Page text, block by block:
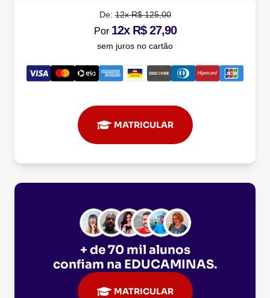
De:12x R$ 125,00
Por 12x R$ 27,90
sem juros no cartão
MATRICULAR
+ de 70 mil alunos
confiam na EDUCAMINAS.
MATRICULAR